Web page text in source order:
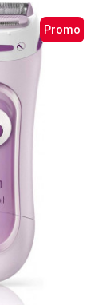
Promo